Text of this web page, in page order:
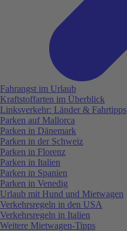
Fahrangst im Urlaub
Kraftstoffarten im Überblick
Linksverkehr: Länder & Fahrtipps
Parken auf Mallorca
Parken in Dänemark
Parken in der Schweiz
Parken in Florenz
Parken in Italien
Parken in Spanien
Parken in Venedig
Urlaub mit Hund und Mietwagen
Verkehrsregeln in den USA
Verkehrsregeln in Italien
Weitere Mietwagen-Tipps